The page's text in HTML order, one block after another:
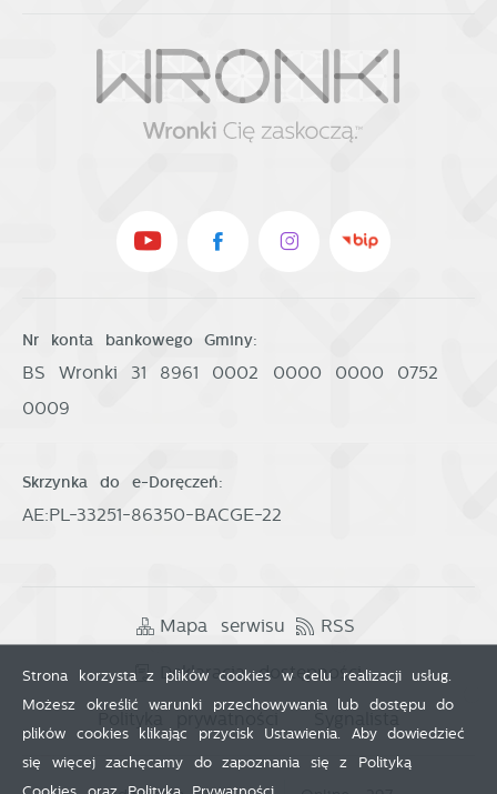
Nr konta bankowego Gminy:
BS Wronki 31 8961 0002 0000 0000 0752
0009
Skrzynka do e-Doręczeń:
AE:PL-33251-86350-BACGE-22
Mapa serwisu RSS
Deklaracja dostępności
Polityka prywatności
Strona korzysta z plików cookies w celu realizacji usług.
Możesz określić warunki przechowywania lub dostępu do
plików cookies klikając przycisk Ustawienia. Aby dowiedzieć
się więcej zachęcamy do zapoznania się z Polityką